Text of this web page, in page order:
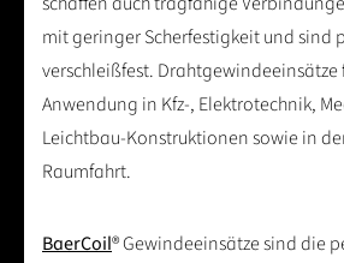
mit geringer Scherfestigkeit und sind
verschleißfest.
Anwendung in Kfz-, Elektrotechnik,
Leichtbau-Konstruktionen sowie in
Raumfahrt.
BaerCoil® Gewindeeinsätze sind die